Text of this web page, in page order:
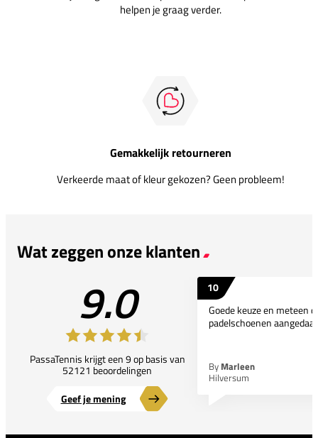
helpen je graag verder.
Gemakkelijk retourneren
Verkeerde maat of kleur gekozen? Geen probleem!
Wat zeggen onze klanten
9.0
PassaTennis krijgt een 9 op basis van
52121 beoordelingen
Geef je mening
10
Goede keuze en meteen
padelschoenen
By Marleen
Hilversum